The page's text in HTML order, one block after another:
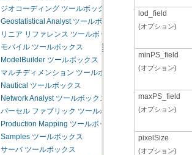
ジオコーディング ツールボックス
Geostatistical Analyst ツールボックス
リニア リファレンス ツールボックス
モバイル ツールボックス
ModelBuilder ツールボックス
マルチディメンション ツールボックス
Nautical ツールボックス
Network Analyst ツールボックス
パーセル ファブリック ツールボックス
Production Mapping ツールボックス
Samples ツールボックス
サーバ ツールボックス
lod_field
(オプション)
minPS_field
(オプション)
maxPS_field
(オプション)
pixelSize
(オプション)